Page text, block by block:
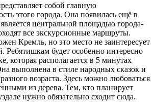
собой главную
этого города. Она появилась ещё в
центральной площадью города-
все экскурсионные маршруты.
Кремль, но это место не заинтересует
Ребятишкам будет особенно интересно
которая располагается в 5 минутах
выполнена в стиле народных сказок и
возраста. Здесь можно любоваться
из дерева. Тем, кто планирует
нужно обязательно сходит сюда.